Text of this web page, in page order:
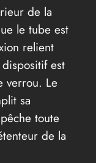
de la
le tube est
relient
dispositif est
verrou. Le
sa
toute
de la